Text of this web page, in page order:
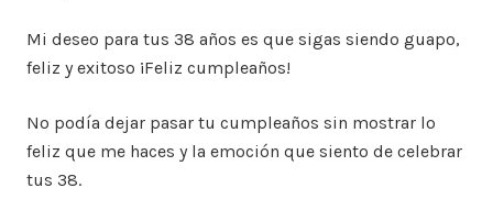
Mi deseo para tus 38 años es que sigas siendo guapo,
feliz y exitoso ¡Feliz cumpleaños!
No podía dejar pasar tu cumpleaños sin mostrar lo
feliz que me haces y la emoción que siento de celebrar
tus 38.